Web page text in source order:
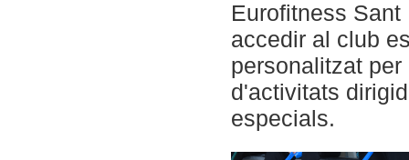
Eurofitness
accedir al club
personalitzat
d'activitats
especials.